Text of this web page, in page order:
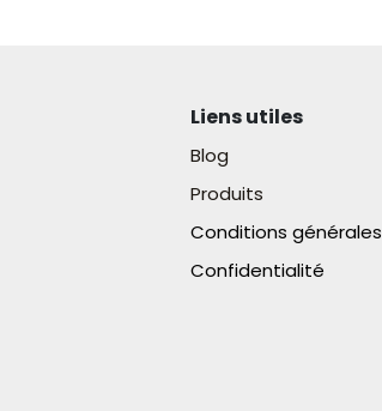
Liens utiles
Blog
Produits
Conditions générales
Confidentialité